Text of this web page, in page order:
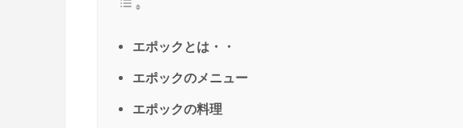
エポックとは・・
エポックのメニュー
エポックの料理